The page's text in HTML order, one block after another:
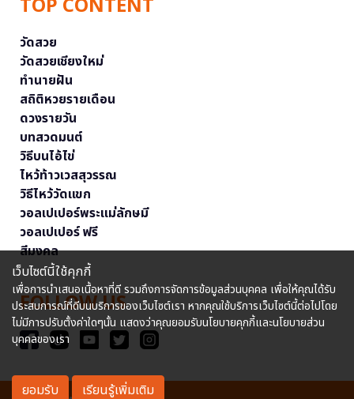
TOP CONTENT
วัดสวย
วัดสวยเชียงใหม่
ทำนายฝัน
สถิติหวยรายเดือน
ดวงรายวัน
บทสวดมนต์
วิธีบนไอ้ไข่
ไหว้ท้าวเวสสุวรรณ
วิธีไหว้วัดแขก
วอลเปเปอร์พระแม่ลักษมี
วอลเปเปอร์ ฟรี
สีมงคล
FOLLOW US
เว็บไซต์นี้ใช้คุกกี้
เพื่อการนำเสนอเนื้อหาที่ดี รวมถึงการจัดการข้อมูลส่วนบุคคล เพื่อให้คุณได้รับ
ประสบการณ์ที่ดีบนบริการของเว็บไซต์เรา หากคุณใช้บริการเว็บไซต์นี้ต่อไปโดย
ไม่มีการปรับตั้งค่าใดๆนั้น แสดงว่าคุณยอมรับนโยบายคุกกี้และนโยบายส่วน
บุคคลของเรา
ยอมรับ เรียนรู้เพิ่มเติม